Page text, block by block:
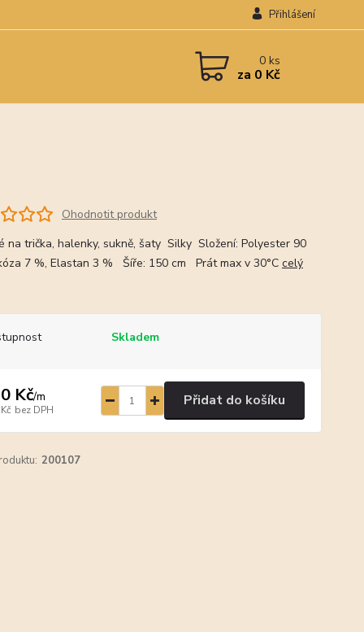
Přihlášení
0ks
za 0 Kč
Ohodnotit produkt
na trička, halenky, sukně, šaty Silky Složení: Polyester 90
7 %, Elastan 3 % Šíře: 150 cm Prát max v 30°C celý
Skladem
Kč/m
bez DPH
Přidat do košíku
200107